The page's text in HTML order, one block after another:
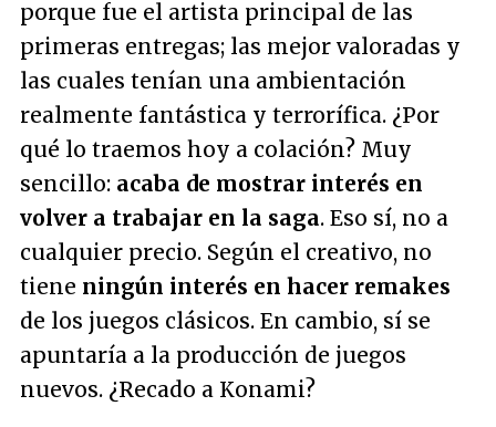
porque fue el artista principal de las
primeras entregas; las mejor valoradas y
las cuales tenían una ambientación
realmente fantástica y terrorífica. ¿Por
qué lo traemos hoy a colación? Muy
sencillo: acaba de mostrar interés en
volver a trabajar en la saga. Eso sí, no a
cualquier precio. Según el creativo, no
tiene ningún interés en hacer remakes
de los juegos clásicos. En cambio, sí se
apuntaría a la producción de juegos
nuevos. ¿Recado a Konami?